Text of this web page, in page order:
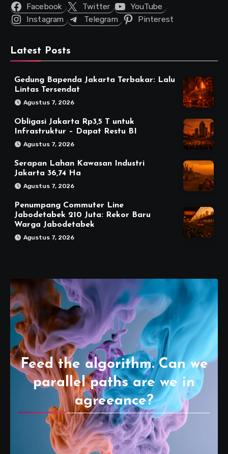
Facebook Twitter
YouTube
Instagram
Telegram Pinterest
Latest Posts
Gedung Bapenda Jakarta Terbakar: Lalu
Lintas Tersendat
Agustus 7, 2026
Obligasi Jakarta Rp3,5 T untuk
Infrastruktur – Dapat Restu BI
Agustus 7, 2026
Serapan Lahan Kawasan Industri
Jakarta 36,74 Ha
Agustus 7, 2026
Penumpang Commuter Line
Jabodetabek 210 Juta: Rekor Baru
Warga Jabodetabek
Agustus 7, 2026
Feed the algorithm. Can we
parallel paths are we in
agreeance?